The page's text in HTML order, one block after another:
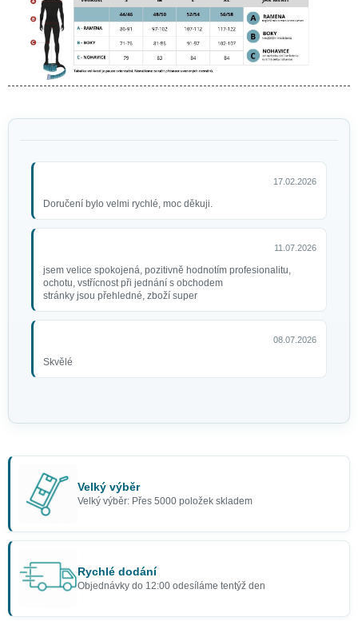
17.02.2026
Doručení bylo velmi rychlé, moc děkuji.
11.07.2026
jsem velice spokojená, pozitivně hodnotím profesionalitu,
ochotu, vstřícnost při jednání s obchodem
stránky jsou přehledné, zboží super
08.07.2026
Skvělé
Velký výběr
Velký výběr: Přes 5000 položek skladem
Rychlé dodání
Objednávky do 12:00 odesíláme tentýž den